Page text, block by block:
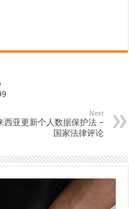
Next
西亚更新个人数据保护法 –
国家法律评论